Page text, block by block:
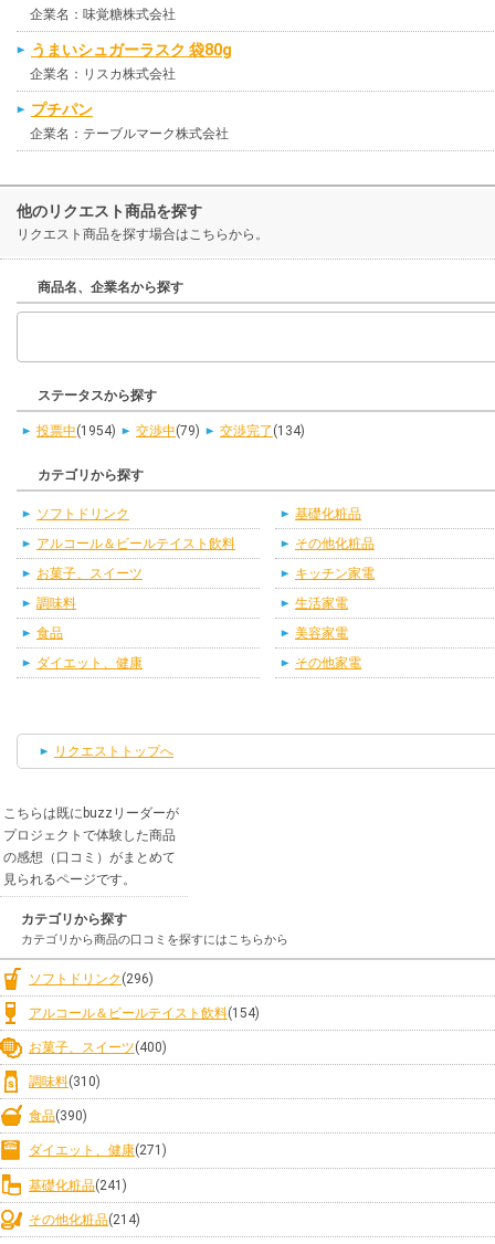
企業名：味覚糖株式会社
うまいシュガーラスク 袋80g
企業名：リスカ株式会社
プチパン
企業名：テーブルマーク株式会社
他のリクエスト商品を探す
リクエスト商品を探す場合はこちらから。
商品名、企業名から探す
ステータスから探す
投票中(1954) 交渉中(79) 交渉完了 (134)
カテゴリから探す
ソフトドリンク
アルコール＆ビールテイスト飲料
お菓子、スイーツ
調味料
食品
ダイエット、健康
基礎化粧品
その他化粧品
キッチン家電
生活家電
美容家電
その他家電
リクエストトップへ
こちらは既にbuzzリーダーが
プロジェクトで体験した商品
の感想（口コミ）がまとめて
見られるページです。
カテゴリから探す
カテゴリから商品の口コミを探すにはこちらから
ソフトドリンク (296)
アルコール＆ビールテイスト飲料(154)
お菓子、スイーツ(400)
調味料(310)
食品(390)
ダイエット、健康(271)
基礎化粧品(241)
その他化粧品(214)